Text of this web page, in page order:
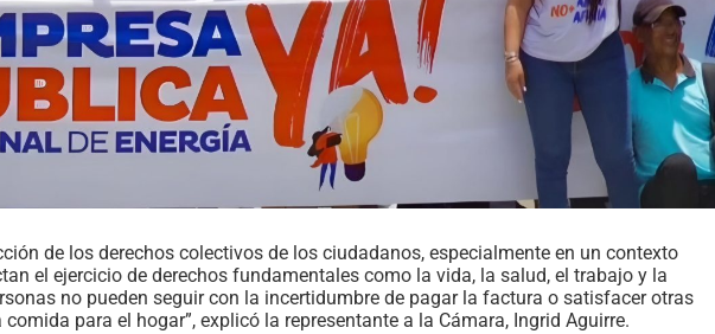
de los derechos colectivos de los ciudadanos, especialmente en un contexto
el ejercicio de derechos fundamentales como la vida, la salud, el trabajo y la
no pueden seguir con la incertidumbre de pagar la factura o satisfacer otras
para el hogar”, explicó la representante a la Cámara, Ingrid Aguirre.